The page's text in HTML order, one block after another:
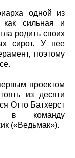
одной из
как сильная и
родить своих
сирот. У нее
поэтому
проектом
из десяти
Отто Батхерст
в команду
(«Ведьмак»).